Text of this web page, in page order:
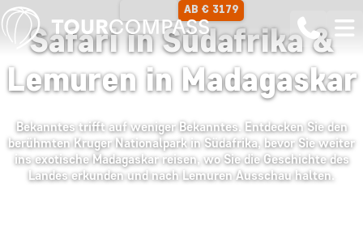
AB € 3179
Safari in Südafrika &
Lemuren in Madagaskar
Bekanntes trifft auf weniger Bekanntes. Entdecken Sie den
berühmten Kruger Nationalpark in Südafrika, bevor Sie weiter
ins exotische Madagaskar reisen, wo Sie die Geschichte des
Landes erkunden und nach Lemuren Ausschau halten.